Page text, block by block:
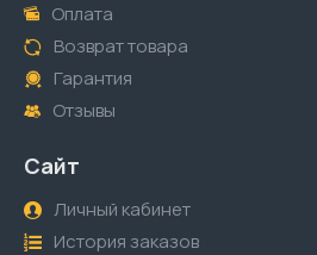
Оплата
Возврат товара
Гарантия
Отзывы
Сайт
Личный кабинет
История заказов